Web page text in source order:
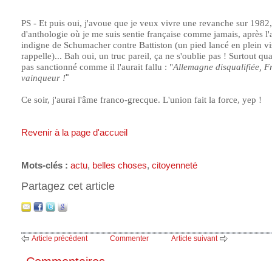
PS - Et puis oui, j'avoue que je veux vivre une revanche sur
d'anthologie où je me suis sentie française comme jamais, après
indigne de Schumacher contre Battiston (un pied lancé en plein
rappelle)... Bah oui, un truc pareil, ça ne s'oublie pas ! Surtout
pas sanctionné comme il l'aurait fallu : "Allemagne disqualifiée,
vainqueur !"
Ce soir, j'aurai l'âme franco-grecque. L'union fait la force, yep !
Revenir à la page d'accueil
Mots-clés : actu, belles choses, citoyenneté
Partagez cet article
Article précédent Commenter Article suivant